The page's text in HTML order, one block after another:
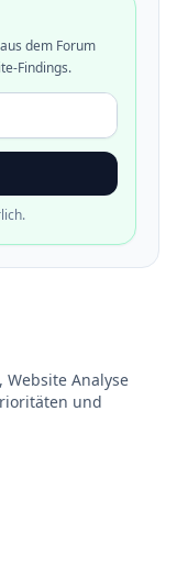
dem Forum
Findings.
Website Analyse
und